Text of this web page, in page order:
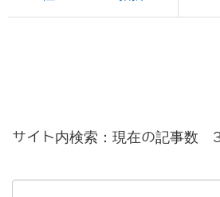
サイト内検索：現在の記事数